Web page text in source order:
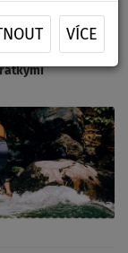
VÍCE
vodě se